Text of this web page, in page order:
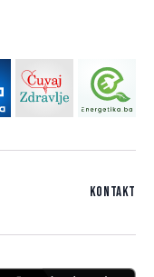
Kontakt